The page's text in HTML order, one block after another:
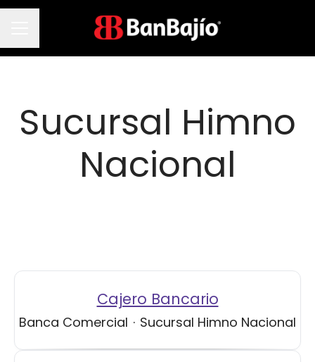
Menú de empleo
Sucursal Himno
Nacional
Cajero Bancario
Banca Comercial · Sucursal Himno Nacional